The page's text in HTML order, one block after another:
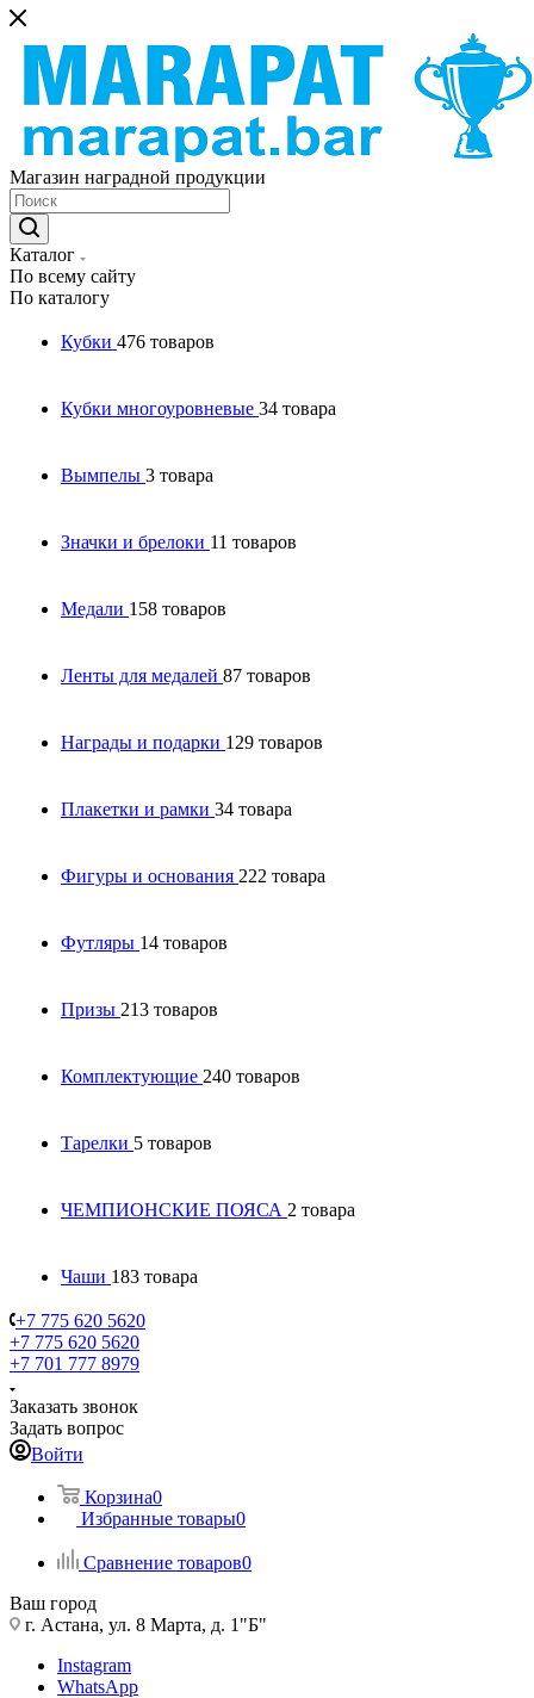
Магазин наградной продукции
Каталог
По всему сайту
По каталогу
Кубки 476 товаров
Кубки многоуровневые 34 товара
Вымпелы 3 товара
Значки и брелоки 11 товаров
Медали 158 товаров
Ленты для медалей 87 товаров
Награды и подарки 129 товаров
Плакетки и рамки 34 товара
Фигуры и основания 222 товара
Футляры 14 товаров
Призы 213 товаров
Комплектующие 240 товаров
Тарелки 5 товаров
ЧЕМПИОНСКИЕ ПОЯСА 2 товара
Чаши 183 товара
+7 775 620 5620
+7 775 620 5620
+7 701 777 8979
Заказать звонок
Задать вопрос
Войти
Корзина0
Избранные товары0
Сравнение товаров0
Ваш город
г. Астана, ул. 8 Марта, д. 1"Б"
Instagram
WhatsApp